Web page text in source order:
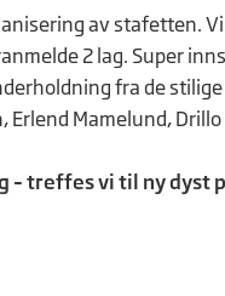
av stafetten.
2 lag. Super
fra de
Mamelund,
treffes vi til ny dyst